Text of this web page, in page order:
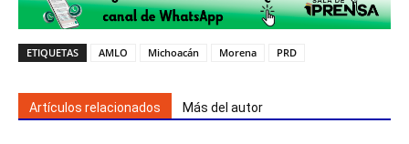
ETIQUETAS AMLO Michoacán Morena PRD
Artículos relacionados Más del autor